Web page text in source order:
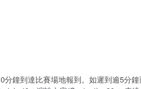
分鐘到達比賽場地報到。如遲到逾5分鐘